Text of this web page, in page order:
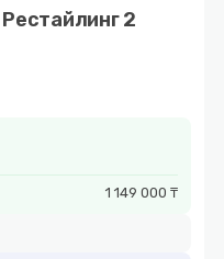
2
1 149 000 ₸